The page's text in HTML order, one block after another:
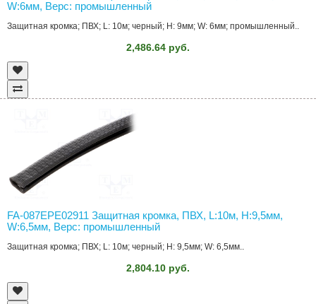
W:6мм, Верс: промышленный
Защитная кромка; ПВХ; L: 10м; черный; H: 9мм; W: 6мм; промышленный..
2,486.64 руб.
FA-087EPE02911 Защитная кромка, ПВХ, L:10м, H:9,5мм,
W:6,5мм, Верс: промышленный
Защитная кромка; ПВХ; L: 10м; черный; H: 9,5мм; W: 6,5мм..
2,804.10 руб.